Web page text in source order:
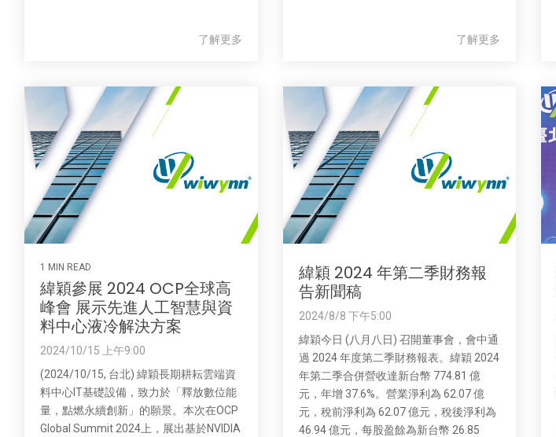
了解更多 了解更多
1 MIN READ
緯穎參展 2024 OCP全球高
峰會 展示先進人工智慧與資
料中心液冷解決方案
2024/10/15 上午9:00
(2024/10/15, 台北) 緯穎長期耕耘雲端資
料中心IT基礎設備，致力於「釋放數位能
量，點燃永續創新」的願景。本次在OCP
Global Summit 2024上，展出基於NVIDIA
緯穎 2024 年第二季財務報
告新聞稿
2024/8/8 下午5:00
緯穎今日 (八月八日) 召開董事會，會中通
過 2024 年度第二季財務報表。緯穎 2024
年第二季合併營收達新台幣 774.81 億
元，年增 37.6%。營業淨利為 62.07 億
元，稅前淨利為 62.07 億元，稅後淨利為
46.94 億元，每股盈餘為新台幣 26.85